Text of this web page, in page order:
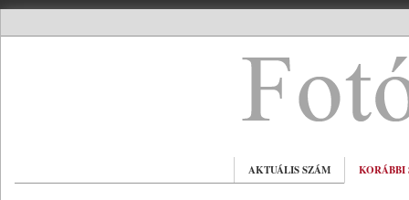
AKTUÁLIS SZÁM KORÁBBI